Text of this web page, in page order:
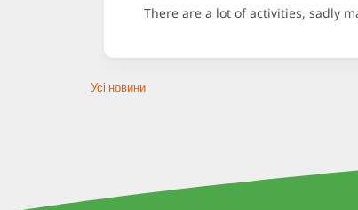
There are a lot of activities, sadly
Усі новини